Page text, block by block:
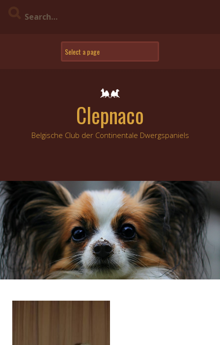
Clepnaco
Belgische Club der Continentale Dwergspaniels